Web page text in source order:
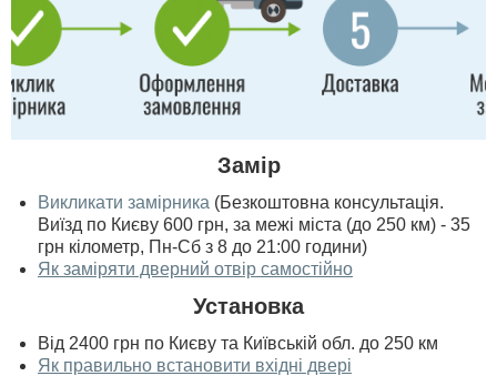
Замір
Викликати замірника (Безкоштовна консультація.
Виїзд по Києву 600 грн, за межі міста (до 250 км) - 35
грн кілометр, Пн-Сб з 8 до 21:00 години)
Як заміряти дверний отвір самостійно
Установка
Від 2400 грн по Києву та Київській обл. до 250 км
Як правильно встановити вхідні двері